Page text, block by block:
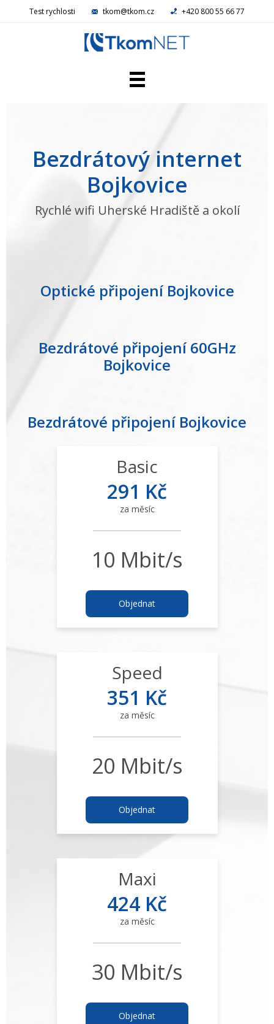
Test rychlosti tkom@tkom.cz +420 800 55 66 77
Telefon
Reference
Kamery
Aktuality
Kariéra
Bezdrátový internet
Bojkovice
Rychlé wifi Uherské Hradiště a okolí
Optické připojení Bojkovice
Bezdrátové připojení 60GHz
Bojkovice
Bezdrátové připojení Bojkovice
Basic
291 Kč
za měsíc
10 Mbit/s
Objednat
Speed
351 Kč
za měsíc
20 Mbit/s
Objednat
Maxi
424 Kč
za měsíc
30 Mbit/s
Objednat